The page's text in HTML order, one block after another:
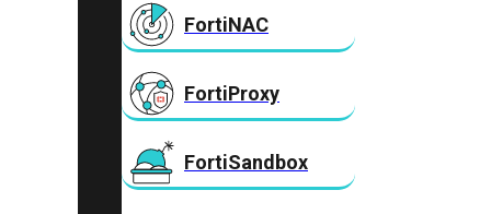
FortiNAC
FortiProxy
FortiSandbox